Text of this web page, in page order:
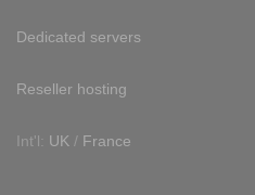
Dedicated servers
Reseller hosting
Int'l: UK / France